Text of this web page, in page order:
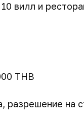
вилл и
THB
разрешение на